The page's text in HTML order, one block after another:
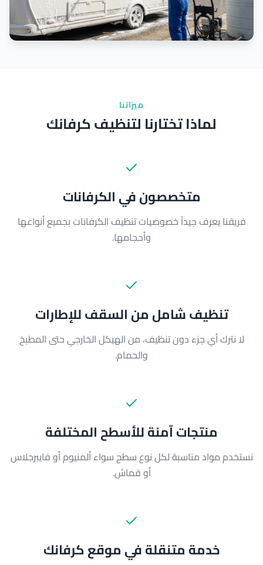
ميزاتنا
لماذا تختارنا لتنظيف كرفانك
متخصصون في الكرفانات
فريقنا يعرف جيداً خصوصيات تنظيف الكرفانات بجميع أنواعها
وأحجامها.
تنظيف شامل من السقف للإطارات
لا نترك أي جزء دون تنظيف، من الهيكل الخارجي حتى المطبخ
والحمام.
منتجات آمنة للأسطح المختلفة
نستخدم مواد مناسبة لكل نوع سطح سواء ألمنيوم أو فايبرجلاس
أو قماش.
خدمة متنقلة في موقع كرفانك